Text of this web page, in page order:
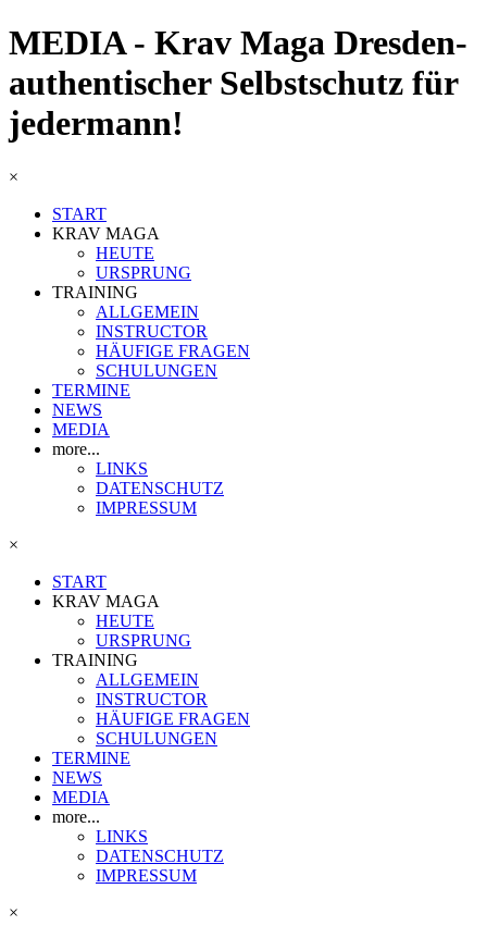
MEDIA - Krav Maga Dresden-
authentischer Selbstschutz für
jedermann!
×
START
KRAV MAGA
HEUTE
URSPRUNG
TRAINING
ALLGEMEIN
INSTRUCTOR
HÄUFIGE FRAGEN
SCHULUNGEN
TERMINE
NEWS
MEDIA
more...
LINKS
DATENSCHUTZ
IMPRESSUM
×
START
KRAV MAGA
HEUTE
URSPRUNG
TRAINING
ALLGEMEIN
INSTRUCTOR
HÄUFIGE FRAGEN
SCHULUNGEN
TERMINE
NEWS
MEDIA
more...
LINKS
DATENSCHUTZ
IMPRESSUM
×